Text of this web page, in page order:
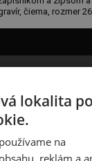
čierna, rozmer
lokalita
na
reklám a